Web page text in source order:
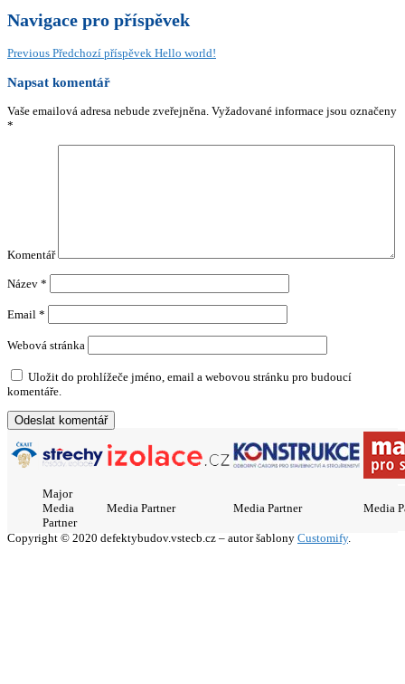
Navigace pro příspěvek
Previous Předchozí příspěvek Hello world!
Napsat komentář
Vaše emailová adresa nebude zveřejněna. Vyžadované informace jsou označeny
*
Komentář
Název *
Email *
Webová stránka
Uložit do prohlížeče jméno, email a webovou stránku pro budoucí
komentáře.
Major
Media
Partner
Media Partner Media Partner Media
Copyright © 2020 defektybudov.vstecb.cz – autor šablony Customify.